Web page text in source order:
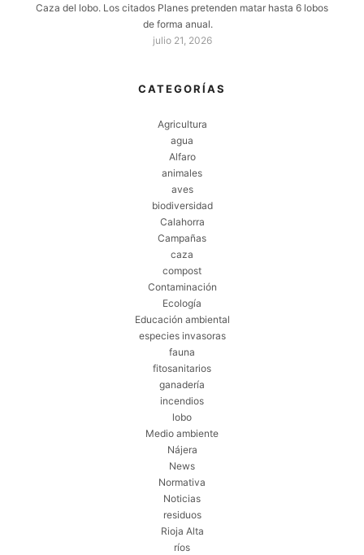
Caza del lobo. Los citados Planes pretenden matar hasta 6 lobos
de forma anual.
julio 21, 2026
CATEGORÍAS
Agricultura
agua
Alfaro
animales
aves
biodiversidad
Calahorra
Campañas
caza
compost
Contaminación
Ecología
Educación ambiental
especies invasoras
fauna
fitosanitarios
ganadería
incendios
lobo
Medio ambiente
Nájera
News
Normativa
Noticias
residuos
Rioja Alta
ríos